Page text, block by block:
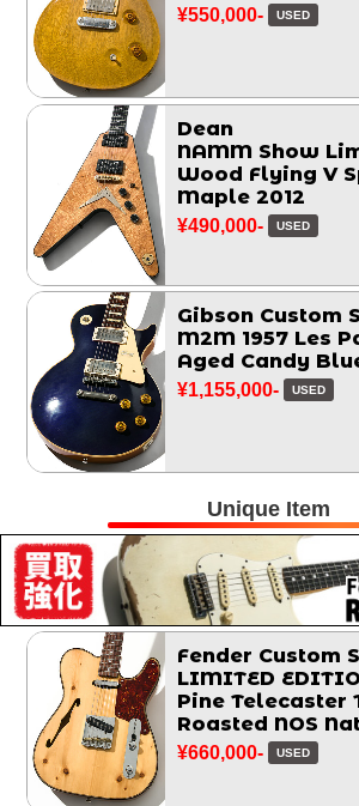
¥550,000- USED
Dean
NAMM Show
Wood Flying V
Maple 2012
¥490,000- USED
Gibson Custom
M2M 1957 Les
Aged Candy
¥1,155,000- USED
Unique Item
Fender Custom
LIMITED
Pine Telecaster
Roasted NOS
¥660,000- USED